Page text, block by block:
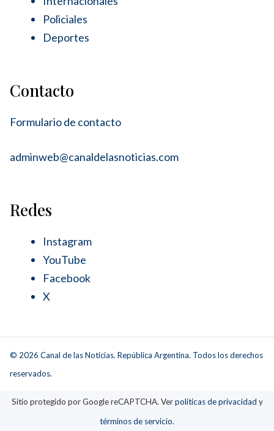
Policiales
Deportes
Contacto
Formulario de contacto
adminweb@canaldelasnoticias.com
Redes
Instagram
YouTube
Facebook
X
© 2026 Canal de las Noticias. República Argentina. Todos los derechos
reservados.
Sitio protegido por Google reCAPTCHA. Verpolíticas de privacidad y
términos de servicio.